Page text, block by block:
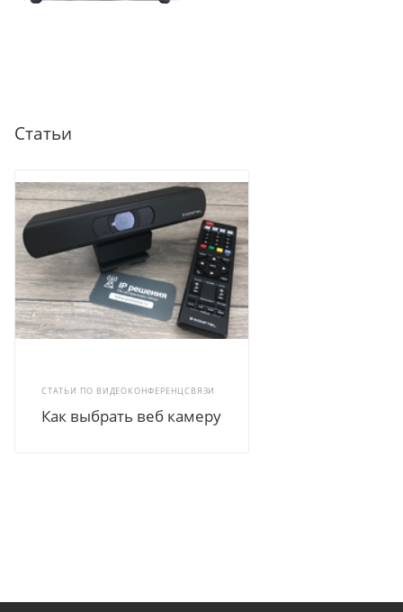
Статьи
СТАТЬИ ПО ВИДЕОКОНФЕРЕНЦСВЯЗИ
Как выбрать веб камеру